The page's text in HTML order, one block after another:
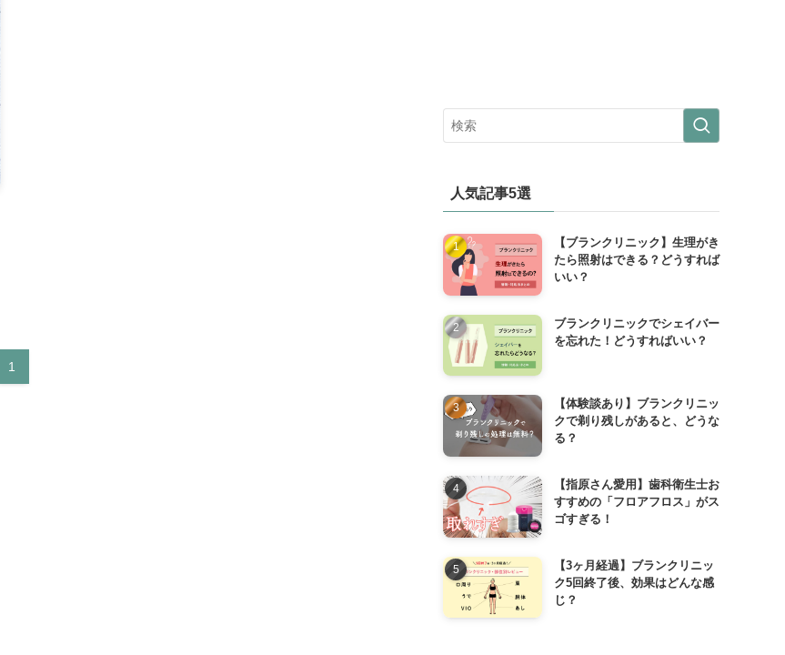
1
人気記事5選
【ブランクリニック】生理がき
たら照射はできる？どうすれば
いい？
ブランクリニックでシェイバー
を忘れた！どうすればいい？
【体験談あり】ブランクリニッ
クで剃り残しがあると、どうな
る？
【指原さん愛用】歯科衛生士お
すすめの「フロアフロス」がス
ゴすぎる！
【3ヶ月経過】ブランクリニッ
ク5回終了後、効果はどんな感
じ？